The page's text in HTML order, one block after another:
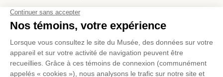
Prix Lynne-Cohen
CLIENTÈLE CORPORATIVE
ET PRIVÉE